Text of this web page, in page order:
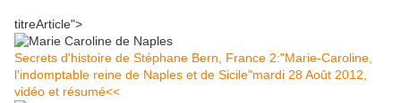
titreArticle">
Secrets d'histoire de Stéphane Bern, France 2:"Marie-Caroline,
l'indomptable reine de Naples et de Sicile"mardi 28 Août 2012,
vidéo et résumé<<